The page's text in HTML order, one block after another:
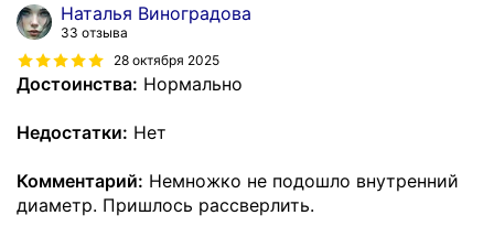
Наталья Виноградова
33 отзыва
28 октября 2025
Достоинства: Нормально
Недостатки: Нет
Комментарий: Немножко не подошло внутренний
диаметр. Пришлось рассверлить.